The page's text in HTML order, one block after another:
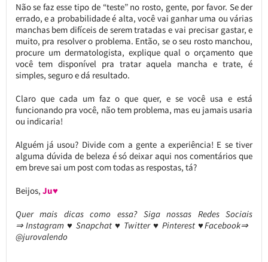
Não se faz esse tipo de “teste” no rosto, gente, por favor. Se der
errado, e a probabilidade é alta, você vai ganhar uma ou várias
manchas bem difíceis de serem tratadas e vai precisar gastar, e
muito, pra resolver o problema. Então, se o seu rosto manchou,
procure um dermatologista, explique qual o orçamento que
você tem disponível pra tratar aquela mancha e trate, é
simples, seguro e dá resultado.
Claro que cada um faz o que quer, e se você usa e está
funcionando pra você, não tem problema, mas eu jamais usaria
ou indicaria!
Alguém já usou? Divide com a gente a experiência! E se tiver
alguma dúvida de beleza é só deixar aqui nos comentários que
em breve sai um post com todas as respostas, tá?
Beijos, Ju♥
Quer mais dicas como essa? Siga nossas Redes Sociais
⇒ Instagram ♥ Snapchat ♥ Twitter ♥ Pinterest ♥Facebook⇒
@jurovalendo